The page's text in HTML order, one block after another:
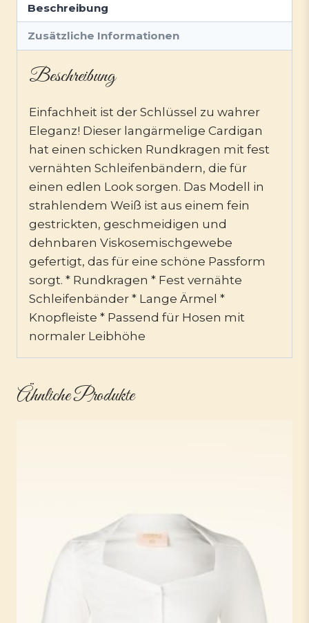
Beschreibung
Zusätzliche Informationen
Beschreibung
Einfachheit ist der Schlüssel zu wahrer
Eleganz! Dieser langärmelige Cardigan
hat einen schicken Rundkragen mit fest
vernähten Schleifenbändern, die für
einen edlen Look sorgen. Das Modell in
strahlendem Weiß ist aus einem fein
gestrickten, geschmeidigen und
dehnbaren Viskosemischgewebe
gefertigt, das für eine schöne Passform
sorgt. * Rundkragen * Fest vernähte
Schleifenbänder * Lange Ärmel *
Knopfleiste * Passend für Hosen mit
normaler Leibhöhe
Ähnliche Produkte